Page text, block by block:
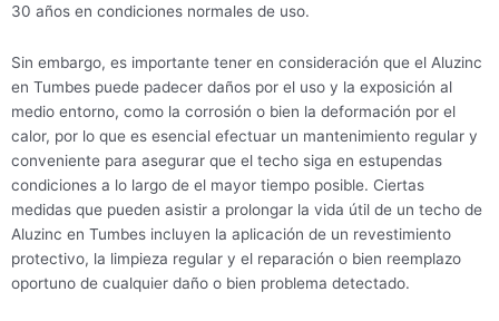
30 años en condiciones normales de uso.
Sin embargo, es importante tener en consideración que el Aluzinc
en Tumbes puede padecer daños por el uso y la exposición al
medio entorno, como la corrosión o bien la deformación por el
calor, por lo que es esencial efectuar un mantenimiento regular y
conveniente para asegurar que el techo siga en estupendas
condiciones a lo largo de el mayor tiempo posible. Ciertas
medidas que pueden asistir a prolongar la vida útil de un techo de
Aluzinc en Tumbes incluyen la aplicación de un revestimiento
protectivo, la limpieza regular y el reparación o bien reemplazo
oportuno de cualquier daño o bien problema detectado.